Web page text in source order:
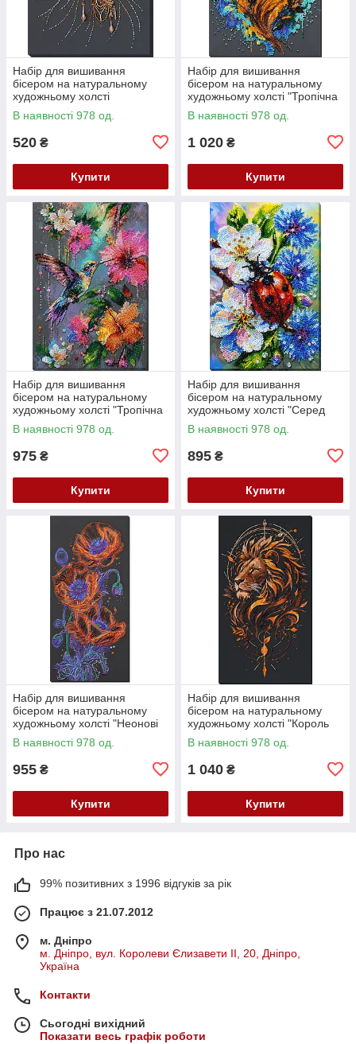
Набір для вишивання
бісером на натуральному
художньому холсті
"Народжена сяяти" Абрис
Арт AB-985
В наявності 978 од.
520 ₴
Купити
Набір для вишивання
бісером на натуральному
художньому холсті "Тропічна
гостя" Абрис Арт AB-988
В наявності 978 од.
1 020 ₴
Купити
Набір для вишивання
бісером на натуральному
художньому холсті "Тропічна
гостя" Абрис Арт AB-987
В наявності 978 од.
975 ₴
Купити
Набір для вишивання
бісером на натуральному
художньому холсті "Серед
волошок" Абрис Арт AB-984
В наявності 978 од.
895 ₴
Купити
Набір для вишивання
бісером на натуральному
художньому холсті "Неонові
маки" Абрис Арт AB-982
В наявності 978 од.
955 ₴
Купити
Набір для вишивання
бісером на натуральному
художньому холсті "Король
звірів" Абрис Арт AB-983
В наявності 978 од.
1 040 ₴
Купити
Про нас
99% позитивних з 1996 відгуків за рік
Працює з 21.07.2012
м. Дніпро
м. Дніпро, вул. Королеви Єлизавети ІІ, 20, Дніпро,
Україна
Контакти
Сьогодні вихідний
Показати весь графік роботи